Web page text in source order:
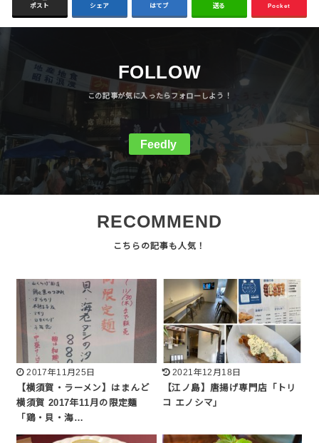
ポスト シェア はてブ 送る Pocket
FOLLOW
Feedly
RECOMMEND
2017年11月25日
【横須賀・ラーメン】はまんど
横須賀 2017年11月の限定麺
「鶏・貝・海…
2021年12月18日
【江ノ島】唐揚げ専門店「トリ
コ エノシマ」